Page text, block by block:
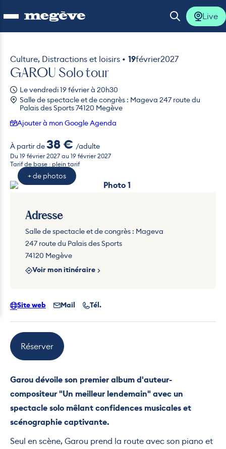
Ouvrir le menu Ouvrir la
Live
Culture, Distractions et loisirs • 19février2027
GAROU Solo tour
Le vendredi 19 février à 20h30
Salle de spectacle et de congrès : Mageva 247 route du
Palais des Sports 74120 Megève
Ajouter à mon Google Agenda
Garou dévoile son premier album d'auteur-
compositeur "Un meilleur lendemain" avec un
spectacle solo mêlant confidences musicales et
scénographie captivante.
Seul en scène, Garou prend la route avec son piano et
À partir de38 € /adulte
Du 19 février 2027 au 19 février 2027
Tarif de base : plein tarif
+ de photos
Photo 2
Photo 3Adresse
Salle de spectacle et de congrès : Mageva
247 route du Palais des Sports
74120 Megève
Voir mon itinéraire
Site web Mail Tél.
Réserver